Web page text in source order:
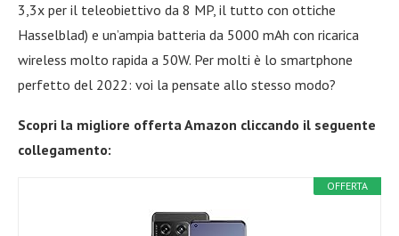
3,3x per il teleobiettivo da 8 MP, il tutto con ottiche
Hasselblad) e un’ampia batteria da 5000 mAh con ricarica
wireless molto rapida a 50W. Per molti è lo smartphone
perfetto del 2022: voi la pensate allo stesso modo?
Scopri la migliore offerta Amazon cliccando il seguente
collegamento:
OFFERTA